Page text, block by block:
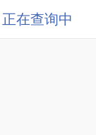
正在查询中